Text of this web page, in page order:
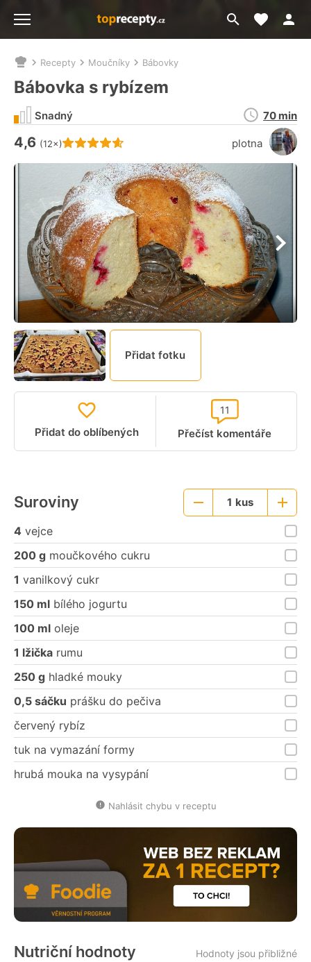
Přejít
na
Moje
Nacházíte
se
zde:
Recepty Moučníky Bábovky
Bábovka s rybízem
Hodnocení receptu je
4,6 (12×) plotna
Snadný
Doba
přípravy
70 min
Přidat fotku
Přidat do oblíbených Přečíst komentáře
11
Suroviny 1 kus
Větší
porce
4 vejce
200 g moučkového cukru
1 vanilkový cukr
150 ml bílého jogurtu
100 ml oleje
1 lžička rumu
250 g hladké mouky
0,5 sáčku prášku do pečiva
červený rybíz
tuk na vymazání formy
hrubá mouka na vysypání
Nahlásit chybu v receptu
Nutriční hodnoty Hodnoty jsou přibližné